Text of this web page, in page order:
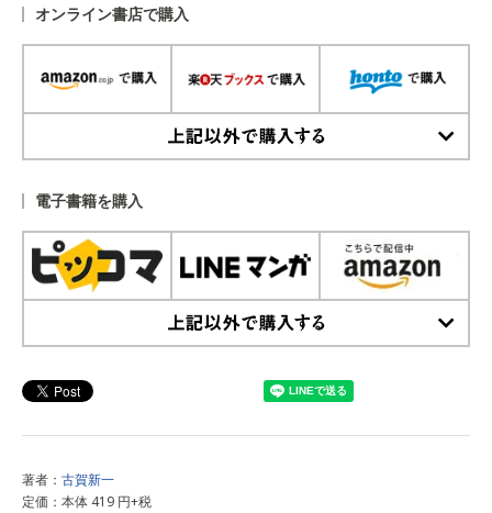
オンライン書店で購入
電子書籍を購入
著者： 古賀新一
定価：本体 419 円+税